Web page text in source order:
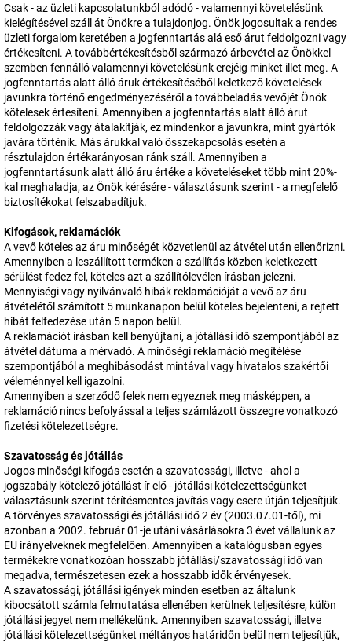
Csak - az üzleti kapcsolatunkból adódó - valamennyi követelésünk
kielégítésével száll át Önökre a tulajdonjog. Önök jogosultak a rendes
üzleti forgalom keretében a jogfenntartás alá eső árut feldolgozni vagy
értékesíteni. A továbbértékesítésből származó árbevétel az Önökkel
szemben fennálló valamennyi követelésünk erejéig minket illet meg. A
jogfenntartás alatt álló áruk értékesítéséből keletkező követelések
javunkra történő engedményezéséről a továbbeladás vevőjét Önök
kötelesek értesíteni. Amennyiben a jogfenntartás alatt álló árut
feldolgozzák vagy átalakítják, ez mindenkor a javunkra, mint gyártók
javára történik. Más árukkal való összekapcsolás esetén a
résztulajdon értékarányosan ránk száll. Amennyiben a
jogfenntartásunk alatt álló áru értéke a követeléseket több mint 20%-
kal meghaladja, az Önök kérésére - választásunk szerint - a megfelelő
biztosítékokat felszabadítjuk.
Kifogások, reklamációk
A vevő köteles az áru minőségét közvetlenül az átvétel után ellenőrizni.
Amennyiben a leszállított terméken a szállítás közben keletkezett
sérülést fedez fel, köteles azt a szállítólevélen írásban jelezni.
Mennyiségi vagy nyilvánvaló hibák reklamációját a vevő az áru
átvételétől számított 5 munkanapon belül köteles bejelenteni, a rejtett
hibát felfedezése után 5 napon belül.
A reklamációt írásban kell benyújtani, a jótállási idő szempontjából az
átvétel dátuma a mérvadó. A minőségi reklamáció megítélése
szempontjából a meghibásodást mintával vagy hivatalos szakértői
véleménnyel kell igazolni.
Amennyiben a szerződő felek nem egyeznek meg másképpen, a
reklamáció nincs befolyással a teljes számlázott összegre vonatkozó
fizetési kötelezettségre.
Szavatosság és jótállás
Jogos minőségi kifogás esetén a szavatossági, illetve - ahol a
jogszabály kötelező jótállást ír elő - jótállási kötelezettségünket
választásunk szerint térítésmentes javítás vagy csere útján teljesítjük.
A törvényes szavatossági és jótállási idő 2 év (2003.07.01-től), mi
azonban a 2002. február 01-je utáni vásárlásokra 3 évet vállalunk az
EU irányelveknek megfelelően. Amennyiben a katalógusban egyes
termékekre vonatkozóan hosszabb jótállási/szavatossági idő van
megadva, természetesen ezek a hosszabb idők érvényesek.
A szavatossági, jótállási igények minden esetben az általunk
kibocsátott számla felmutatása ellenében kerülnek teljesítésre, külön
jótállási jegyet nem mellékelünk. Amennyiben szavatossági, illetve
jótállási kötelezettségünket méltányos határidőn belül nem teljesítjük,